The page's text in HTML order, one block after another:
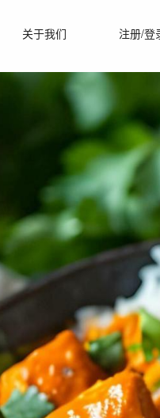
关于我们 注册/登